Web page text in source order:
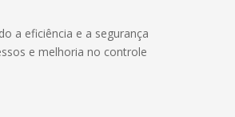
a eficiência e a segurança
e melhoria no controle